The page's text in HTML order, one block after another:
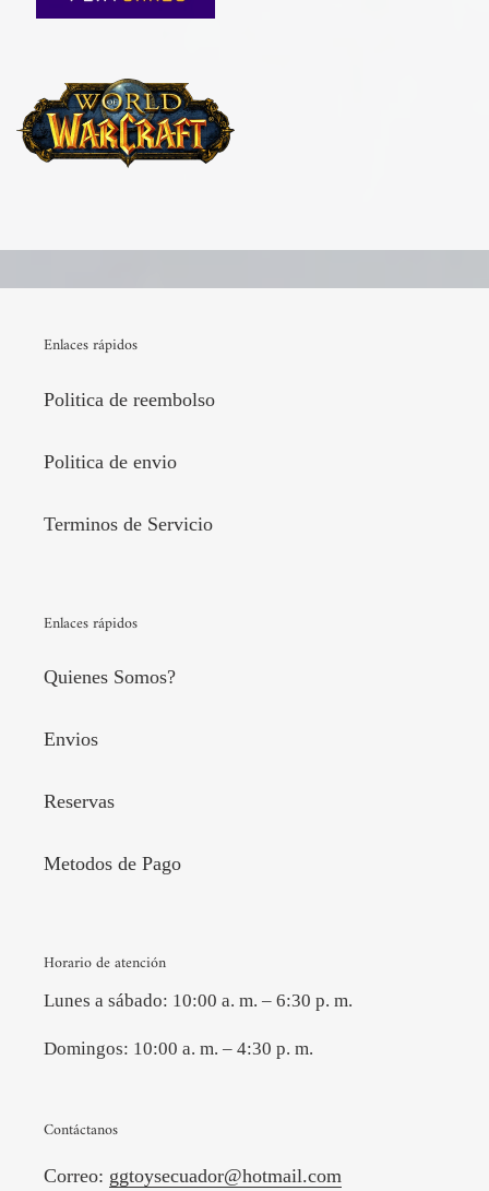
Enlaces rápidos
Politica de reembolso
Politica de envio
Terminos de Servicio
Enlaces rápidos
Quienes Somos?
Envios
Reservas
Metodos de Pago
Horario de atención
Lunes a sábado: 10:00 a. m. – 6:30 p. m.
Domingos: 10:00 a. m. – 4:30 p. m.
Contáctanos
Correo: ggtoysecuador@hotmail.com